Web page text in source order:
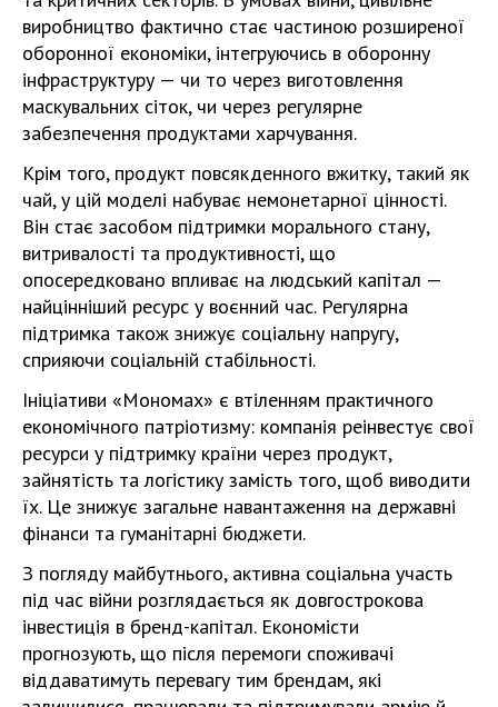
виробництво фактично стає частиною розширеної
оборонної економіки, інтегруючись в оборонну
інфраструктуру — чи то через виготовлення
маскувальних сіток, чи через регулярне
забезпечення продуктами харчування.
Крім того, продукт повсякденного вжитку, такий як
чай, у цій моделі набуває немонетарної цінності.
Він стає засобом підтримки морального стану,
витривалості та продуктивності, що
опосередковано впливає на людський капітал —
найцінніший ресурс у воєнний час. Регулярна
підтримка також знижує соціальну напругу,
сприяючи соціальній стабільності.
Ініціативи «Мономах» є втіленням практичного
економічного патріотизму: компанія реінвестує свої
ресурси у підтримку країни через продукт,
зайнятість та логістику замість того, щоб виводити
їх. Це знижує загальне навантаження на державні
фінанси та гуманітарні бюджети.
З погляду майбутнього, активна соціальна участь
під час війни розглядається як довгострокова
інвестиція в бренд-капітал. Економісти
прогнозують, що після перемоги споживачі
віддаватимуть перевагу тим брендам, які